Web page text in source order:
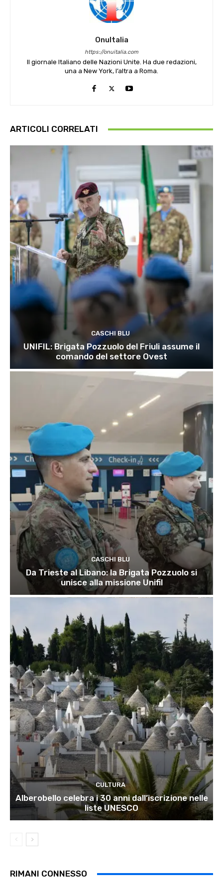
OnuItalia
https://onuitalia.com
Il giornale Italiano delle Nazioni Unite. Ha due redazioni,
una a New York, l’altra a Roma.
ARTICOLI CORRELATI
CASCHI BLU
UNIFIL: Brigata Pozzuolo del Friuli assume il
comando del settore Ovest
CASCHI BLU
Da Trieste al Libano: la Brigata Pozzuolo si
unisce alla missione Unifil
CULTURA
Alberobello celebra i 30 anni dall’iscrizione nelle
liste UNESCO
RIMANI CONNESSO